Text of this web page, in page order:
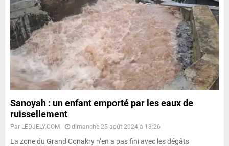
Sanoyah : un enfant emporté par les eaux de
ruissellement
Par LEDJELY.COM dimanche 25 août 2024 à 13:26
La zone du Grand Conakry n’en a pas fini avec les dégâts